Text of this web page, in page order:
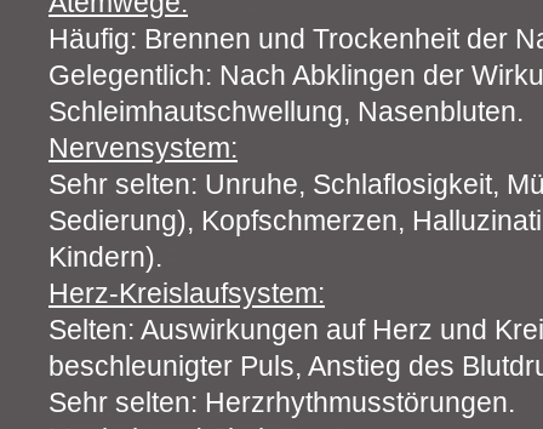
Häufig: Brennen und Trockenheit der
Gelegentlich: Nach Abklingen der
Schleimhautschwellung, Nasenbluten.
Nervensystem:
Sehr selten: Unruhe, Schlaflosigkeit,
Sedierung), Kopfschmerzen,
Kindern).
Herz-Kreislaufsystem:
Selten: Auswirkungen auf Herz und
beschleunigter Puls, Anstieg des
Sehr selten: Herzrhythmusstörungen.